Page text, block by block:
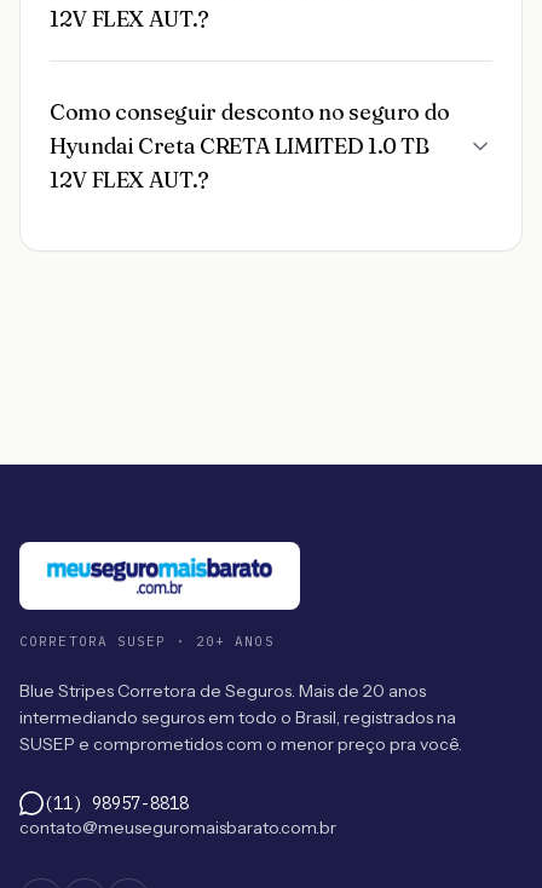
12V FLEX AUT.?
Como conseguir desconto no seguro do
Hyundai Creta CRETA LIMITED 1.0 TB
12V FLEX AUT.?
CORRETORA SUSEP · 20+ ANOS
Blue Stripes Corretora de Seguros. Mais de 20 anos
intermediando seguros em todo o Brasil, registrados na
SUSEP e comprometidos com o menor preço pra você.
(11) 98957-8818
contato@meuseguromaisbarato.com.br